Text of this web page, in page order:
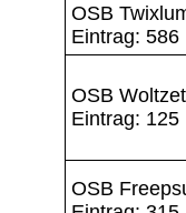
OSB
Eintrag: 586
OSB
Eintrag: 125
OSB